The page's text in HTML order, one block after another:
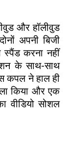
और हॉलीवुड
अपनी बिजी
करना नहीं
के साथ-साथ
कपल ने हाल ही
किया और एक
वीडियो सोशल